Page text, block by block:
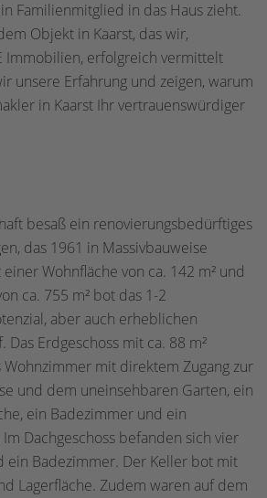
Familienmitglied in das Haus zieht.
Objekt in Kaarst, das wir,
Immobilien, erfolgreich vermittelt
unsere Erfahrung und zeigen, warum
in Kaarst Ihr vertrauenswürdiger
besaß ein renovierungsbedürftiges
das 1961 in Massivbauweise
Wohnfläche von ca. 142 m² und
ca. 755 m² bot das 1-2
aber auch erheblichen
Das Erdgeschoss mit ca. 88 m²
Wohnzimmer mit direktem Zugang zur
und dem uneinsehbaren Garten, ein
ein Badezimmer und ein
Dachgeschoss befanden sich vier
ein Badezimmer. Der Keller bot mit
Lagerfläche. Zudem waren auf dem